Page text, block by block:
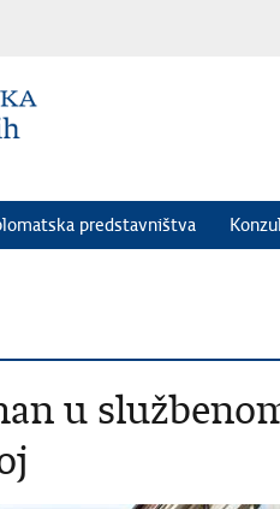
predstavništva
u